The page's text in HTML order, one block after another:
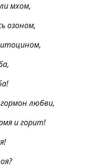
мхом,
озоном,
любви,
и горит!